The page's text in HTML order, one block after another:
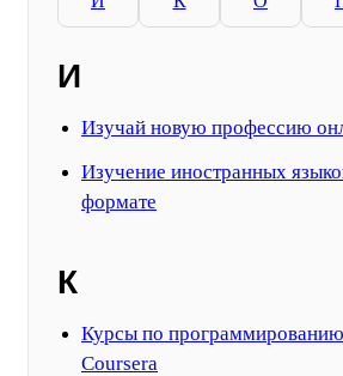
И
Изучай новую профессию
Изучение иностранных
формате
К
Курсы по
Coursera